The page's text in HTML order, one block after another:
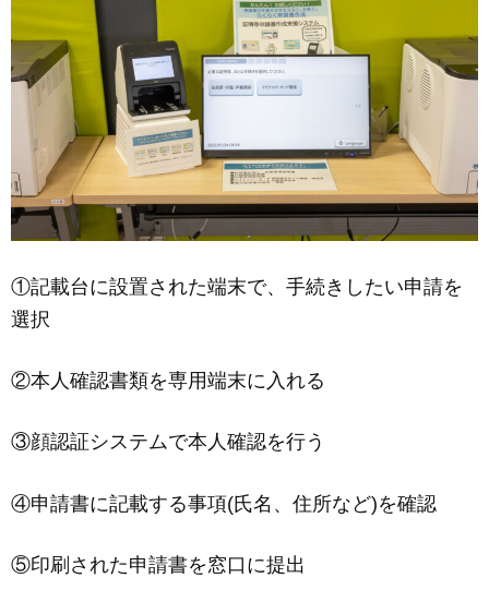
①記載台に設置された端末で、手続きしたい申請を
選択
②本人確認書類を専用端末に入れる
③顔認証システムで本人確認を行う
④申請書に記載する事項(氏名、住所など)を確認
⑤印刷された申請書を窓口に提出